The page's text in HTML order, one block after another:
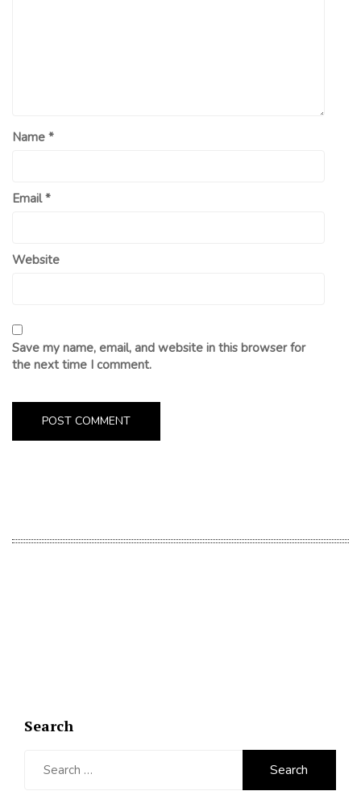
Name *
Email*
Website
Save my name, email, and website in this browser for
the next time I comment.
Search